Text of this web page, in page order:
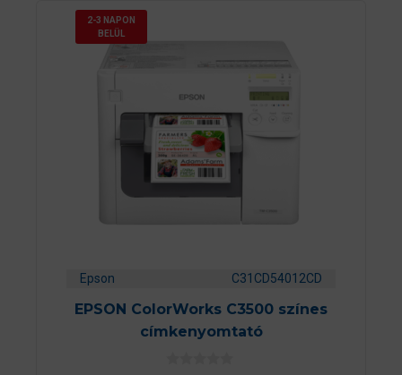
2-3 NAPON
BELÜL
Epson C31CD54012CD
EPSON ColorWorks C3500 színes
címkenyomtató